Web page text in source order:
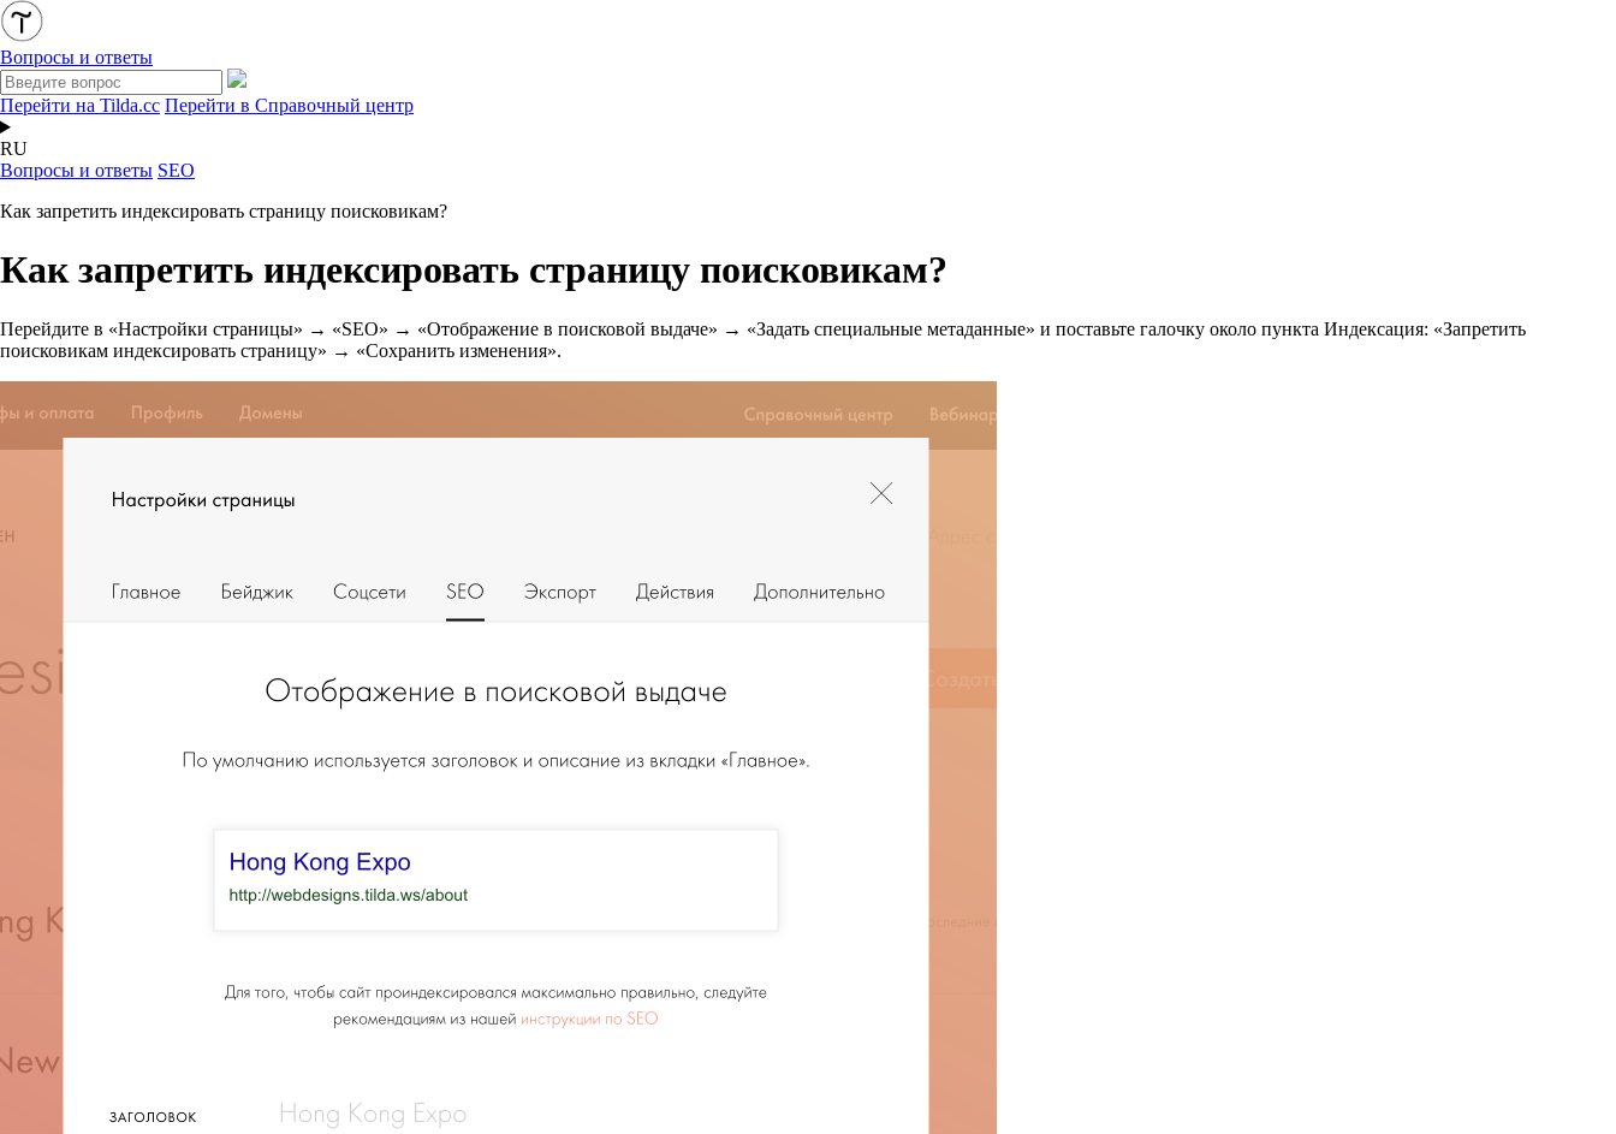
Вопросы и ответы
Перейти на Tilda.cc Перейти в Справочный центр
RU
Вопросы и ответы SEO
Как запретить индексировать страницу поисковикам?
Как запретить индексировать страницу поисковикам?
Перейдите в «Настройки страницы» → «SEO» → «Отображение в поисковой выдаче» → «Задать специальные метаданные» и поставьте галочку около пункта Индексация: «Запретить
поисковикам индексировать страницу» → «Сохранить изменения».